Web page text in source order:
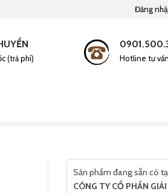
Đăng
(trả phí) Hotline tư
Sản phẩm đang sẵn có
CÔNG TY CỔ PHẦN